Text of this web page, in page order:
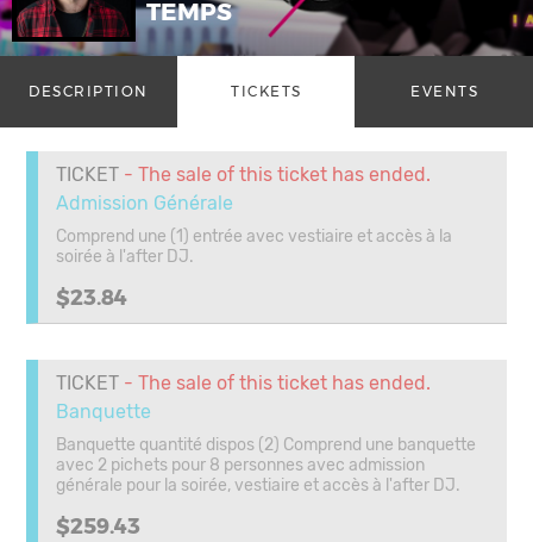
TEMPS
DESCRIPTION TICKETS EVENTS
TICKET - The sale of this ticket has ended.
Admission Générale
Comprend une (1) entrée avec vestiaire et accès à la
soirée à l'after DJ.
$23.84
TICKET - The sale of this ticket has ended.
Banquette
Banquette quantité dispos (2) Comprend une banquette
avec 2 pichets pour 8 personnes avec admission
générale pour la soirée, vestiaire et accès à l'after DJ.
$259.43